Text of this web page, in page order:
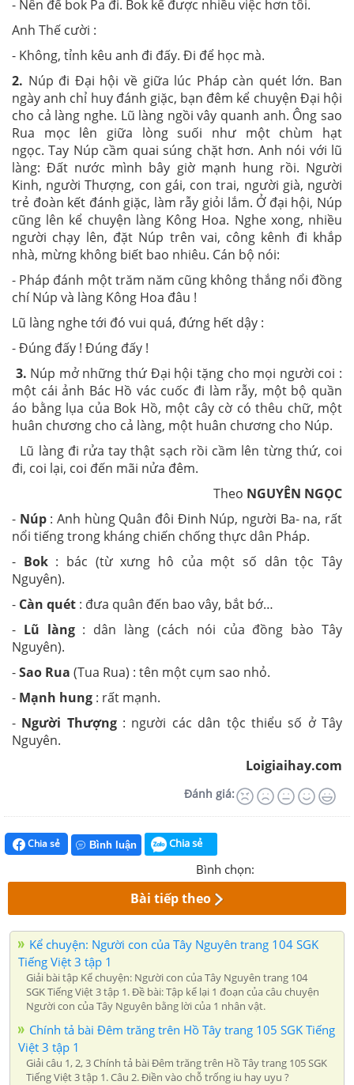
- Nên để bok Pa đi. Bok kể được nhiều việc hơn tôi.
Anh Thế cười :
- Không, tỉnh kêu anh đi đấy. Đi để học mà.
2. Núp đi Đại hội về giữa lúc Pháp càn quét lớn. Ban
ngày anh chỉ huy đánh giặc, bạn đêm kể chuyện Đại hội
cho cả làng nghe. Lũ làng ngồi vây quanh anh. Ông sao
Rua mọc lên giữa lòng suối như một chùm hạt
ngọc. Tay Núp cầm quai súng chặt hơn. Anh nói với lũ
làng: Đất nước mình bây giờ mạnh hung rồi. Người
Kinh, người Thượng, con gái, con trai, người già, người
trẻ đoàn kết đánh giặc, làm rẫy giỏi lắm. Ở đại hội, Núp
cũng lên kể chuyện làng Kông Hoa. Nghe xong, nhiều
người chạy lên, đặt Núp trên vai, công kênh đi khắp
nhà, mừng không biết bao nhiêu. Cán bộ nói:
- Pháp đánh một trăm năm cũng không thắng nổi đồng
chí Núp và làng Kông Hoa đâu !
Lũ làng nghe tới đó vui quá, đứng hết dậy :
- Đúng đấy ! Đúng đấy !
3. Núp mở những thứ Đại hội tặng cho mọi người coi :
một cái ảnh Bác Hồ vác cuốc đi làm rẫy, một bộ quần
áo bằng lụa của Bok Hồ, một cây cờ có thêu chữ, một
huân chương cho cả làng, một huân chương cho Núp.
Lũ làng đi rửa tay thật sạch rồi cầm lên từng thứ, coi
đi, coi lại, coi đến mãi nửa đêm.
Theo NGUYÊN NGỌC
- Núp: Anh hùng Quân đôi Đinh Núp, người Ba- na, rất
nổi tiếng trong kháng chiến chống thực dân Pháp.
- Bok: bác (từ xưng hô của một số dân tộc Tây
Nguyên).
- Càn quét : đưa quân đến bao vây, bắt bớ…
- Lũ làng: dân làng (cách nói của đồng bào Tây
Nguyên).
-Sao Rua (Tua Rua) : tên một cụm sao nhỏ.
- Mạnh hung : rất mạnh.
- Người Thượng: người các dân tộc thiểu số ở Tây
Nguyên.
Loigiaihay.com
Đánh giá:
Chia sẻ Bình luận Chia sẻ
Bình chọn:
Bài tiếp theo
Kể chuyện: Người con của Tây Nguyên trang 104 SGK
Tiếng Việt 3 tập 1
Giải bài tập Kể chuyện: Người con của Tây Nguyên trang 104
SGK Tiếng Việt 3 tập 1. Đề bài: Tập kể lại 1 đoạn của câu chuyện
Người con của Tây Nguyên bằng lời của 1 nhân vật.
Chính tả bài Đêm trăng trên Hồ Tây trang 105 SGK Tiếng
Việt 3 tập 1
Giải câu 1, 2, 3 Chính tả bài Đêm trăng trên Hồ Tây trang 105 SGK
Tiếng Việt 3 tập 1. Câu 2. Điền vào chỗ trống iu hay uyu ?